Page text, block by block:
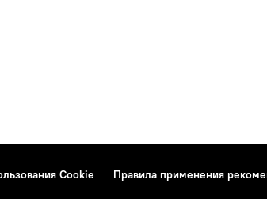
Cookie
Правила применения